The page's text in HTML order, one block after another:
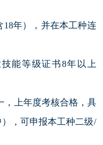
18年），并在本工种连
能等级证书8年以上
，上年度考核合格，具
，可申报本工种二级/